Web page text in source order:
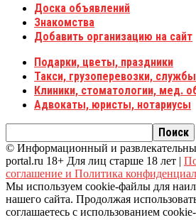
Доска объявлений
Знакомства
Добавить организацию на сайт
Подарки, цветы, праздники
Такси, грузоперевозки,
Клиники, стоматологии, мед.
Адвокаты, юристы, нотариусы
© Информационный и
portal.ru 18+ Для лиц старше 18 лет |
соглашение и Политика
Мы используем cookie-файлы для
нашего сайта. Продолжая
соглашаетесь с использованием